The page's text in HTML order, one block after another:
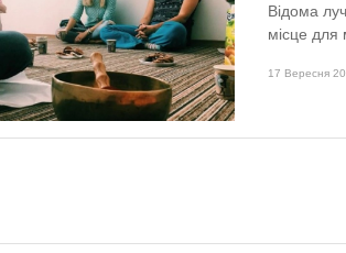
Відома
місце для
17 Вересня